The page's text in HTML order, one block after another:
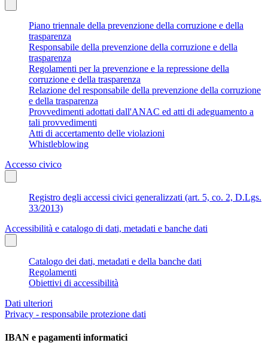
Piano triennale della prevenzione della corruzione e della
trasparenza
Responsabile della prevenzione della corruzione e della
trasparenza
Regolamenti per la prevenzione e la repressione della
corruzione e della trasparenza
Relazione del responsabile della prevenzione della corruzione
e della trasparenza
Provvedimenti adottati dall'ANAC ed atti di adeguamento a
tali provvedimenti
Atti di accertamento delle violazioni
Whistleblowing
Accesso civico
Registro degli accessi civici generalizzati (art. 5, co. 2, D.Lgs.
33/2013)
Accessibilità e catalogo di dati, metadati e banche dati
Catalogo dei dati, metadati e della banche dati
Regolamenti
Obiettivi di accessibilità
Dati ulteriori
Privacy - responsabile protezione dati
IBAN e pagamenti informatici